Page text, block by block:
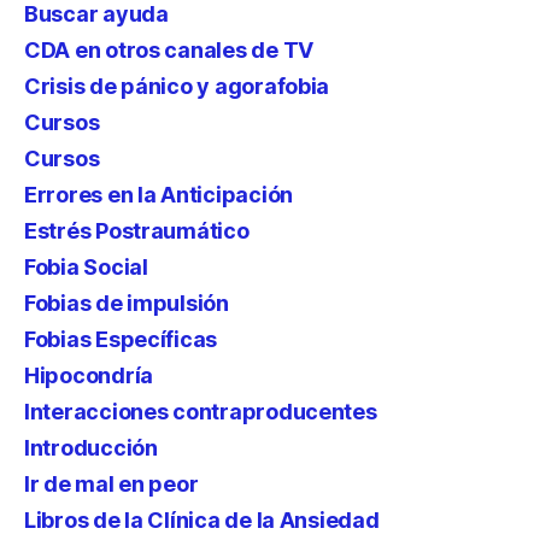
Buscar ayuda
CDA en otros canales de TV
Crisis de pánico y agorafobia
Cursos
Cursos
Errores en la Anticipación
Estrés Postraumático
Fobia Social
Fobias de impulsión
Fobias Específicas
Hipocondría
Interacciones contraproducentes
Introducción
Ir de mal en peor
Libros de la Clínica de la Ansiedad